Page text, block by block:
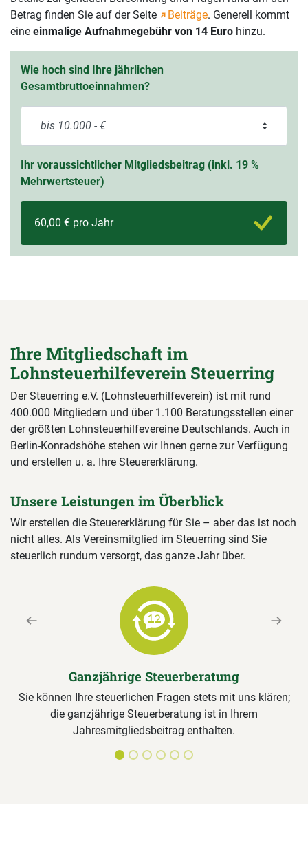
Betrag finden Sie auf der Seite
Beiträge. Generell kommt
eine einmalige Aufnahmegebühr von 14 Euro hinzu.
Wie hoch sind Ihre jährlichen
Gesamtbruttoeinnahmen?
Ihr voraussichtlicher Mitgliedsbeitrag (inkl. 19 %
Mehrwertsteuer)
60,00 € pro Jahr
Ihre Mitgliedschaft im
Lohnsteuerhilfeverein Steuerring
Der Steuerring e.V. (Lohnsteuerhilfeverein) ist mit rund
400.000 Mitgliedern und über 1.100 Beratungsstellen einer
der größten Lohnsteuerhilfevereine Deutschlands. Auch in
Berlin-Konradshöhe stehen wir Ihnen gerne zur Verfügung
und erstellen u. a. Ihre Steuererklärung.
Unsere Leistungen im Überblick
Wir erstellen die Steuererklärung für Sie – aber das ist noch
nicht alles. Als Vereinsmitglied im Steuerring sind Sie
steuerlich rundum versorgt, das ganze Jahr über.
Ganzjährige Steuerberatung
Sie können Ihre steuerlichen Fragen stets mit uns klären;
die ganzjährige Steuerberatung ist in Ihrem
Jahresmitgliedsbeitrag enthalten.
Previous Next